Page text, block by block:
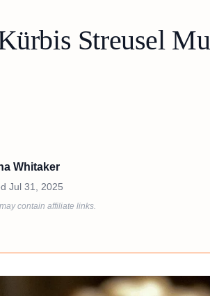
Streusel
Whitaker
Jul 31, 2025
contain affiliate links.